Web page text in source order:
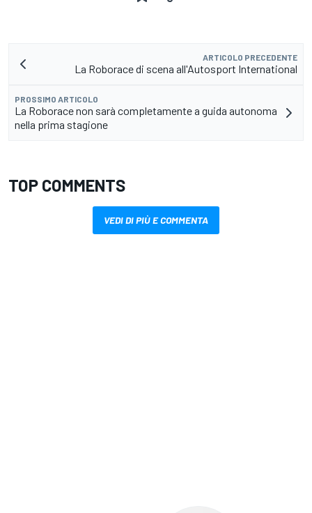
ARTICOLO PRECEDENTE
La Roborace di scena all'Autosport International
PROSSIMO ARTICOLO
La Roborace non sarà completamente a guida autonoma
nella prima stagione
TOP COMMENTS
VEDI DI PIÙ E COMMENTA